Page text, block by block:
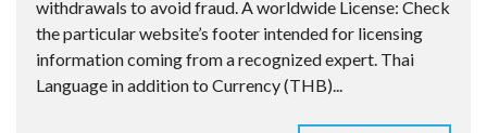
withdrawals to avoid fraud. A worldwide License: Check
the particular website’s footer intended for licensing
information coming from a recognized expert. Thai
Language in addition to Currency (THB)...